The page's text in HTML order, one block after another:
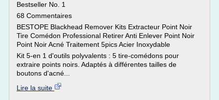
Bestseller No. 1
68 Commentaires
BESTOPE Blackhead Remover Kits Extracteur Point Noir
Tire Comédon Professional Retirer Anti Enlever Point Noir
Point Noir Acné Traitement 5pics Acier Inoxydable
Kit 5-en 1 d'outils polyvalents : 5 tire-comédons pour
extraire points noirs. Adaptés à différentes tailles de
boutons d'acné...
Lire la suite